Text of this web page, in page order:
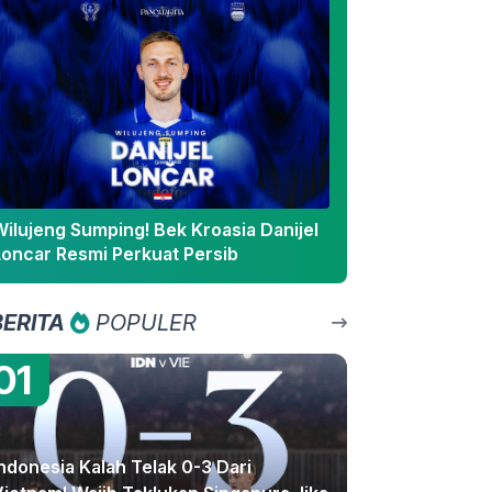
Sumping! Bek Kroasia Danijel
Resmi Perkuat Persib
POPULER
Kalah Telak 0-3 Dari